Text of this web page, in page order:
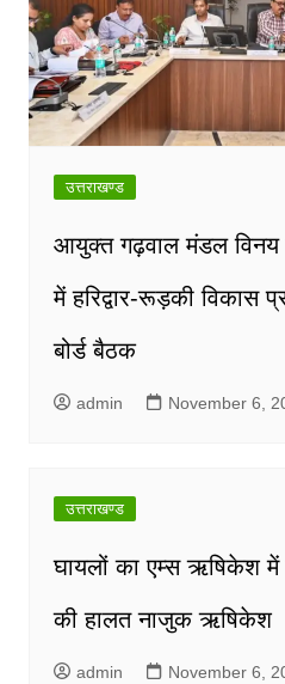
उत्तराखण्ड
आयुक्त गढ़वाल मंडल विनय
में हरिद्वार-रूड़की विकास
बोर्ड बैठक
admin November 6,
उत्तराखण्ड
घायलों का एम्स ऋषिकेश में
की हालत नाजुक ऋषिकेश
admin November 6,